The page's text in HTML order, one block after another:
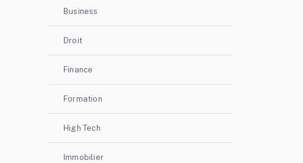
Business
Droit
Finance
Formation
High Tech
Immobilier